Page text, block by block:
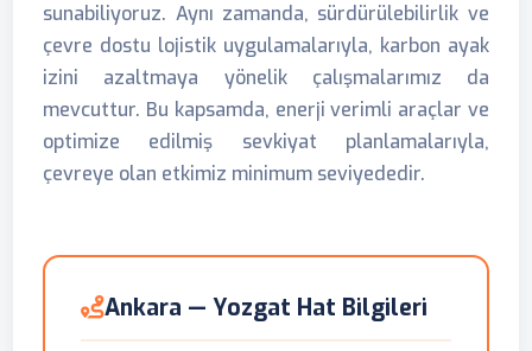
sunabiliyoruz. Aynı zamanda, sürdürülebilirlik ve
çevre dostu lojistik uygulamalarıyla, karbon ayak
izini azaltmaya yönelik çalışmalarımız da
mevcuttur. Bu kapsamda, enerji verimli araçlar ve
optimize edilmiş sevkiyat planlamalarıyla,
çevreye olan etkimiz minimum seviyededir.
Ankara — Yozgat Hat Bilgileri